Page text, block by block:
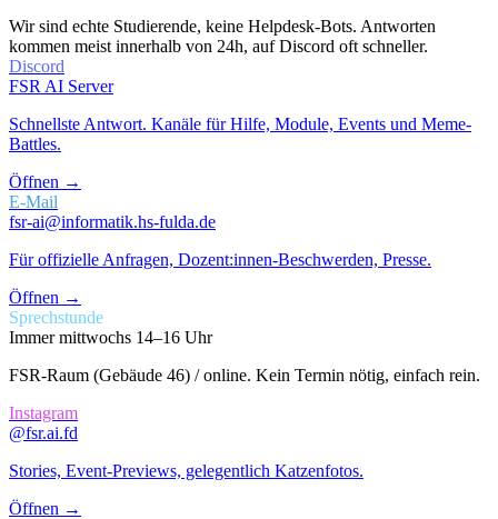
Wir sind echte Studierende, keine Helpdesk-Bots. Antworten
kommen meist innerhalb von 24h, auf Discord oft schneller.
Discord
FSR AI Server
Schnellste Antwort. Kanäle für Hilfe, Module, Events und Meme-
Battles.
Öffnen →
E-Mail
fsr-ai@informatik.hs-fulda.de
Für offizielle Anfragen, Dozent:innen-Beschwerden, Presse.
Öffnen →
Sprechstunde
Immer mittwochs 14–16 Uhr
FSR-Raum (Gebäude 46) / online. Kein Termin nötig, einfach rein.
Instagram
@fsr.ai.fd
Stories, Event-Previews, gelegentlich Katzenfotos.
Öffnen →